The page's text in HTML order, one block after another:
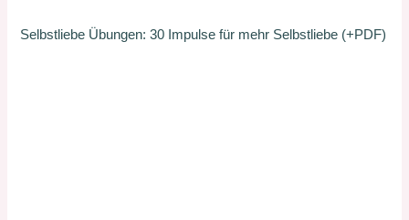
Selbstliebe Übungen: 30 Impulse für mehr Selbstliebe (+PDF)